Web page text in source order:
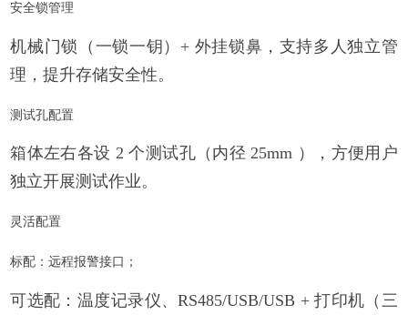
安全锁管理
机械门锁（一锁一钥） + 外挂锁鼻，支持多人独立管
理，提升存储安全性。
测试孔配置
箱体左右各设 2个测试孔（内径25mm ），方便用户
独立开展测试作业。
灵活配置
标配：远程报警接口；
可选配：温度记录仪、RS485/USB/USB +打印机（三